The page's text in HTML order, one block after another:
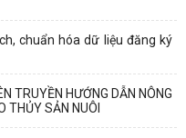
chuẩn hóa dữ liệu đăng ký
TRUYỀN HƯỚNG DẪN NÔNG
THỦY SẢN NUÔI